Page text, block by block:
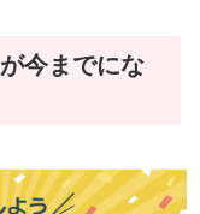
今までにな